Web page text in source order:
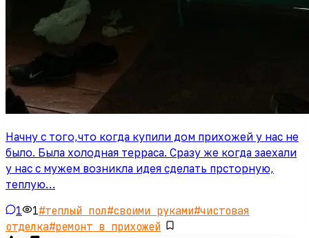
Начну с того,что когда купили дом прихожей у нас не
было. Была холодная терраса. Сразу же когда заехали
у нас с мужем возникла идея сделать прсторную,
теплую…
1 1#теплый пол#своими руками#чистовая
отделка#ремонт в прихожей